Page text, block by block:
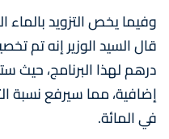
وفيما يخص التزويد بالماء
في المائة.